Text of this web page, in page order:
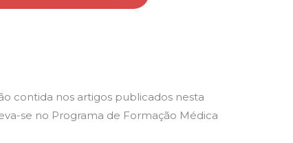
contida nos artigos publicados nesta
se no Programa de Formação Médica